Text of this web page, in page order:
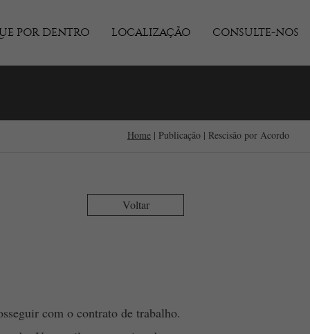
POR DENTRO LOCALIZAÇÃO CONSULTE-NOS
Home | Publicação | Rescisão por Acordo
Voltar
com o contrato de trabalho.